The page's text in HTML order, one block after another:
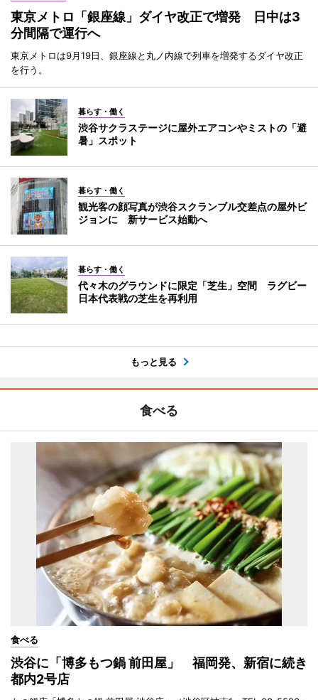
東京メトロ「銀座線」ダイヤ改正で増発 日中は3
分間隔で運行へ
東京メトロは9月19日、銀座線と丸ノ内線で列車を増発するダイヤ改正
を行う。
暮らす・働く
渋谷サクラステージに屋外エアコンやミストの「避
暑」スポット
暮らす・働く
観光客の顔写真が渋谷スクランブル交差点の屋外ビ
ジョンに 新サービス始動へ
暮らす・働く
代々木のグラウンドに限定「芝生」空間 ラグビー
日本代表戦の芝生を再利用
もっと見る
食べる
食べる
渋谷に「博多もつ鍋 前田屋」 福岡発、新宿に続き
都内2号店